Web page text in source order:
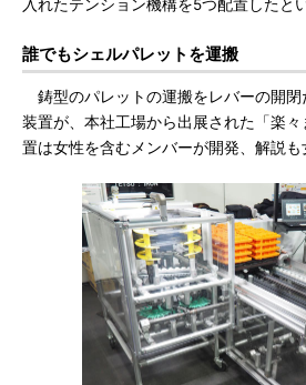
入れたテンション機構を5つ配置したとい
誰でもシェルパレットを運搬
鋳型のパレットの運搬をレバーの開閉
装置が、本社工場から出展された「楽
置は女性を含むメンバーが開発、解説も